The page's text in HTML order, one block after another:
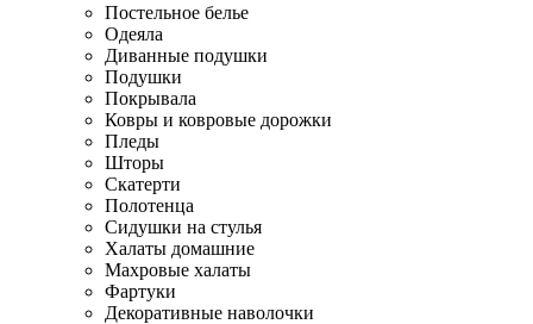
Постельное белье
Одеяла
Диванные подушки
Подушки
Покрывала
Ковры и ковровые дорожки
Пледы
Шторы
Скатерти
Полотенца
Сидушки на стулья
Халаты домашние
Махровые халаты
Фартуки
Декоративные наволочки